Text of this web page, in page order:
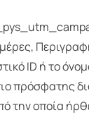
ID ή το
πρόσφατης
την οποία